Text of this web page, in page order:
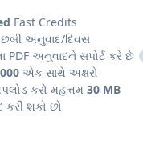
Fast Credits
અનુવાદ/દિવસ
PDF અનુવાદને સપોર્ટ કરે છે
એક સાથે અક્ષરો
કરો મહત્તમ 30 MB
કરી શકો છો